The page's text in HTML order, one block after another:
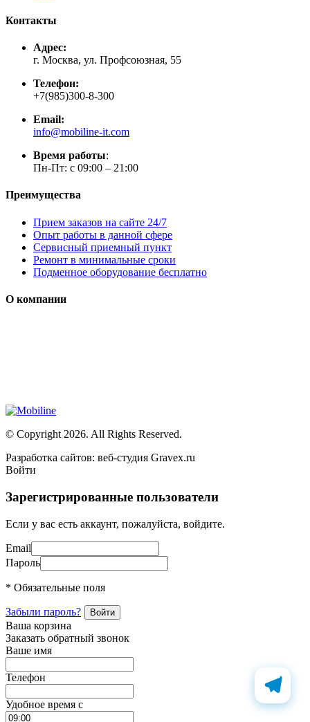
Контакты
Адрес:
г. Москва, ул. Профсоюзная, 55
Телефон:
+7(985)300-8-300
Email:
info@mobiline-it.com
Время работы:
Пн-Пт: с 09:00 – 21:00
Преимущества
Прием заказов на сайте 24/7
Опыт работы в данной сфере
Сервисный приемный пункт
Ремонт в минимальные сроки
Подменное оборудование бесплатно
О компании
© Copyright 2026. All Rights Reserved.
Разработка сайтов: веб-студия Gravex.ru
Войти
Зарегистрированные пользователи
Если у вас есть аккаунт, пожалуйста, войдите.
Email
Пароль
* Обязательные поля
Забыли пароль?
Ваша корзина
Заказать обратный звонок
Ваше имя
Телефон
Удобное время c